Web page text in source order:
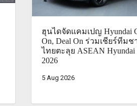
ฮุนไดจัดแคมเปญ Hyundai
On, Deal On ร่วมเชียร์ทีมช
ไทยตะลุย ASEAN Hyundai
2026
5 Aug 2026